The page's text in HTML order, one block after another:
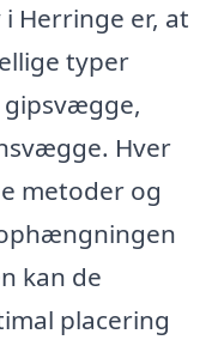
Herringe er, at
typer
Hver
metoder og
kan de
placering